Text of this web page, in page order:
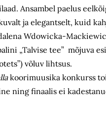
Ansambel paelus
ja elegantselt, kuid
Wdowicka-
„Talvise tee”
võluv lihtsus.
koorimuusika konkurss
ning finaalis ei